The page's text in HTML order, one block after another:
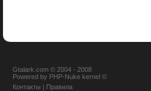
Gtalark.com © 2004 - 2008
Powered by PHP-Nuke kernel ©
Контакты | Правила